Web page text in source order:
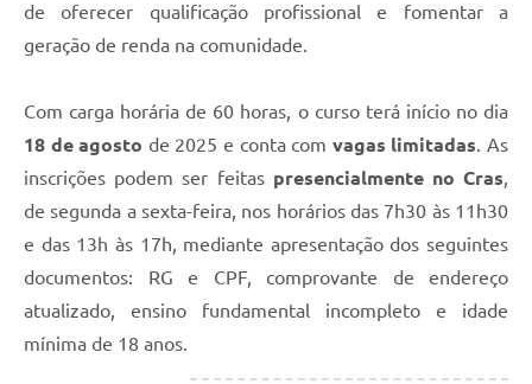
de oferecer qualificação profissional e fomentar a
geração de renda na comunidade.
Com carga horária de 60 horas, o curso terá início no dia
18 de agosto de 2025 e conta com vagas limitadas. As
inscrições podem ser feitas presencialmente no Cras,
de segunda a sexta-feira, nos horários das 7h30 às 11h30
e das 13h às 17h, mediante apresentação dos seguintes
documentos: RG e CPF, comprovante de endereço
atualizado, ensino fundamental incompleto e idade
mínima de 18 anos.